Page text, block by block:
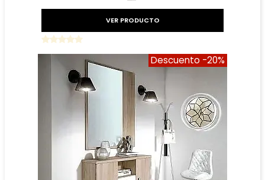
VER PRODUCTO
Descuento -20%